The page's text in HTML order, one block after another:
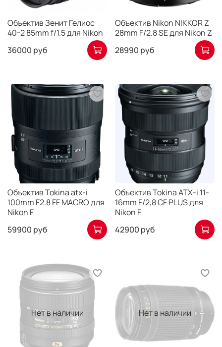
Объектив Зенит Гелиос
40-2 85mm f/1.5 для Nikon
36000 руб
Объектив Nikon NIKKOR Z
28mm F/2.8 SE для Nikon Z
28990 руб
Объектив Tokina atx-i
100mm F2.8 FF MACRO для
Nikon F
59900 руб
Объектив Tokina ATX-i 11-
16mm F/2,8 CF PLUS для
Nikon F
42900 руб
Нет в наличии Нет в наличии